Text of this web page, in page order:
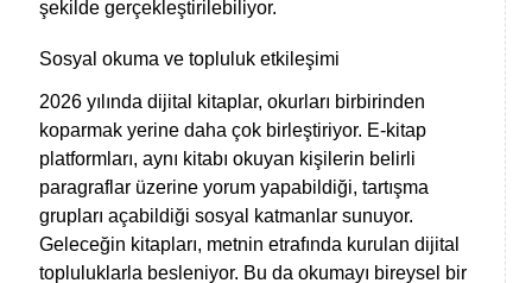
şekilde gerçekleştirilebiliyor.
Sosyal okuma ve topluluk etkileşimi
2026 yılında dijital kitaplar, okurları birbirinden
koparmak yerine daha çok birleştiriyor. E-kitap
platformları, aynı kitabı okuyan kişilerin belirli
paragraflar üzerine yorum yapabildiği, tartışma
grupları açabildiği sosyal katmanlar sunuyor.
Geleceğin kitapları, metnin etrafında kurulan dijital
topluluklarla besleniyor. Bu da okumayı bireysel bir